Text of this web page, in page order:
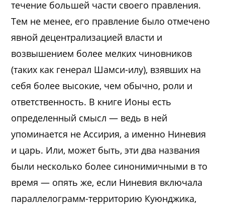
течение большей части своего правления.
Тем не менее, его правление было отмечено
явной децентрализацией власти и
возвышением более мелких чиновников
(таких как генерал Шамси-илу), взявших на
себя более высокие, чем обычно, роли и
ответственность. В книге Ионы есть
определенный смысл — ведь в ней
упоминается не Ассирия, а именно Ниневия
и царь. Или, может быть, эти два названия
были несколько более синонимичными в то
время — опять же, если Ниневия включала
параллелограмм-территорию Куюнджика,